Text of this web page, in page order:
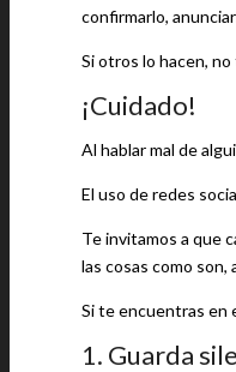
confirmarlo,
Si otros lo hacen,
¡Cuidado!
Al hablar mal de
El uso de redes
Te invitamos a que
las cosas como
Si te encuentras en
1. Guarda